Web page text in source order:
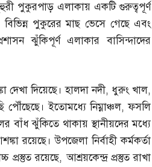
পুকুরপাড় এলাকায় একটি গুরুত্বপূর্ণ
পুকুরের মাছ ভেসে গেছে এবং
ঝুঁকিপূর্ণ এলাকার বাসিন্দাদের
দিয়েছে। হালদা নদী, ধুরুং খাল,
পৌঁছেছে। ইতোমধ্যে নিম্নাঞ্চল,ফসলি
বাঁধ ঝুঁকিতে থাকায় স্থানীয়দের মধ্যে
রয়েছে। উপজেলা নির্বাহী কর্মকর্তা
প্রস্তুত রয়েছে,আশ্রয়কেন্দ্র প্রস্তুত রাখা